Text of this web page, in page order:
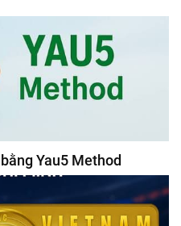
Yau5 Method